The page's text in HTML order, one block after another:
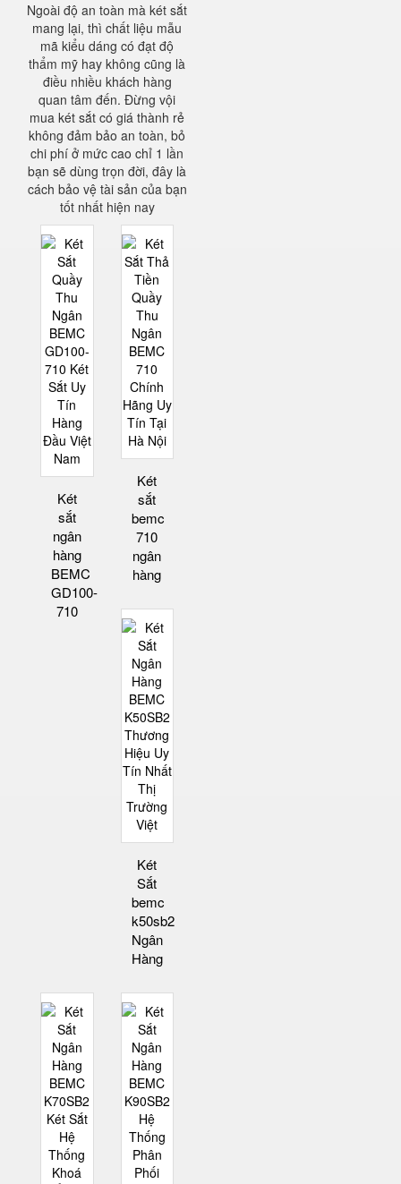
Ngoài độ an toàn mà két sắt
mang lại, thì chất liệu mẫu
mã kiểu dáng có đạt độ
thẩm mỹ hay không cũng là
điều nhiều khách hàng
quan tâm đến. Đừng vội
mua két sắt có giá thành rẻ
không đảm bảo an toàn, bỏ
chi phí ở mức cao chỉ 1 lần
bạn sẽ dùng trọn đời, đây là
cách bảo vệ tài sản của bạn
tốt nhất hiện nay
Két
sắt
ngân
hàng
BEMC
GD100-
710
Két
sắt
bemc
710
ngân
hàng
Két
Sắt
bemc
k50sb2
Ngân
Hàng